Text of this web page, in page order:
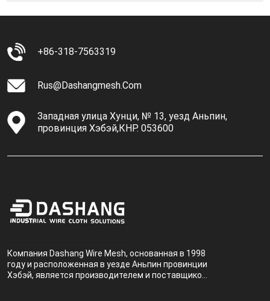
+86-318-7563319
Rus@dashangmesh.com
Западная улица Хунци, № 13, уезд Аньпин,
провинция Хэбэй,КНР. 053600
Компания Dashang Wire Mesh, основанная в 1998
году и расположенная в уезде Аньпин провинции
Хэбэй, является производителем и поставщиком,